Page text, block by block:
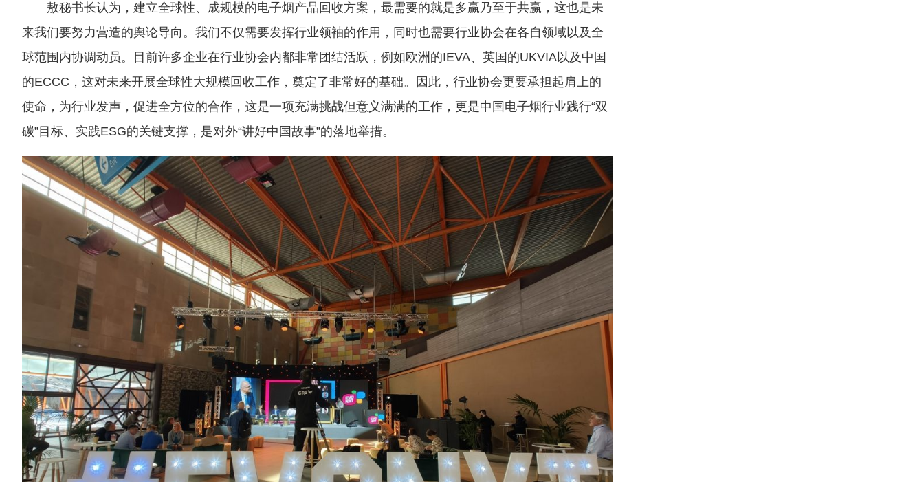
敖秘书长认为，建立全球性、成规模的电子烟产品回收方案，最需要的就是多赢乃至于共赢，这也是未
来我们要努力营造的舆论导向。我们不仅需要发挥行业领袖的作用，同时也需要行业协会在各自领域以及全
球范围内协调动员。目前许多企业在行业协会内都非常团结活跃，例如欧洲的IEVA、英国的UKVIA以及中国
的ECCC，这对未来开展全球性大规模回收工作，奠定了非常好的基础。因此，行业协会更要承担起肩上的
使命，为行业发声，促进全方位的合作，这是一项充满挑战但意义满满的工作，更是中国电子烟行业践行“双
碳”目标、实践ESG的关键支撑，是对外“讲好中国故事”的落地举措。